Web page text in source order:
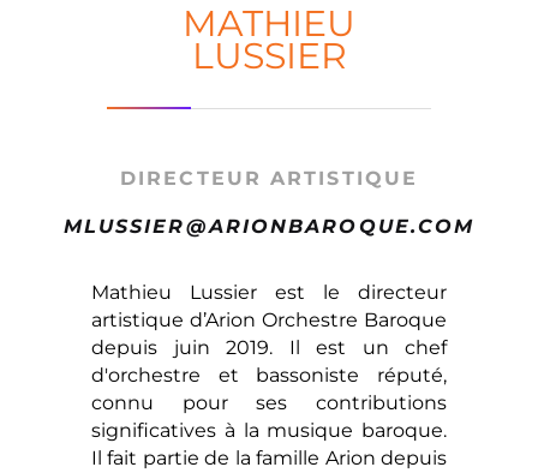
MATHIEU
LUSSIER
DIRECTEUR ARTISTIQUE
MLUSSIER@ARIONBAROQUE.COM
Mathieu Lussier est le directeur
artistique d’Arion Orchestre Baroque
depuis juin 2019. Il est un chef
d'orchestre et bassoniste réputé,
connu pour ses contributions
significatives à la musique baroque.
Il fait partie de la famille Arion depuis